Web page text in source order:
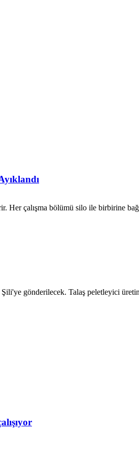
çalışma bölümü silo ile birbirine
gönderilecek. Talaş peletleyici üretim